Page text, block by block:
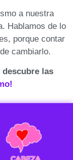
a nuestra
Hablamos de lo
porque contar
cambiarlo.
las